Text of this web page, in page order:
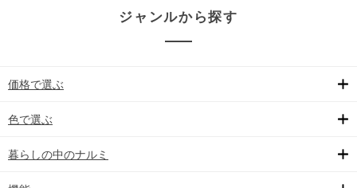
ジャンルから探す
価格で選ぶ
色で選ぶ
暮らしの中のナルミ